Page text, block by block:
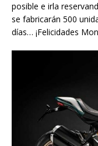
posible e irla
se fabricarán 500
días… ¡Felicidades